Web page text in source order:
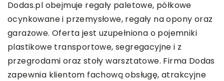
Dodas.pl obejmuje regały paletowe, półkowe
ocynkowane i przemysłowe, regały na opony oraz
garażowe. Oferta jest uzupełniona o pojemniki
plastikowe transportowe, segregacyjne i z
przegrodami oraz stoły warsztatowe. Firma Dodas
zapewnia klientom fachową obsługę, atrakcyjne